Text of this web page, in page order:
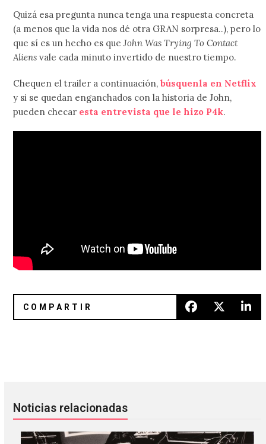
Quizá esa pregunta nunca tenga una respuesta concreta
(a menos que la vida nos dé otra GRAN sorpresa..), pero lo
que sí es un hecho es queJohn Was Trying To Contact
Aliens vale cada minuto invertido de nuestro tiempo.
Chequen el trailer a continuación,búsquenla en Netflix
y si se quedan enganchados con la historia de John,
pueden checar esta entrevista que le hizo P4k.
Noticias relacionadas